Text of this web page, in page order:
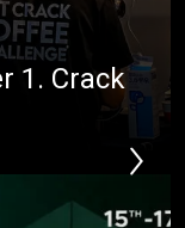
1. Crack